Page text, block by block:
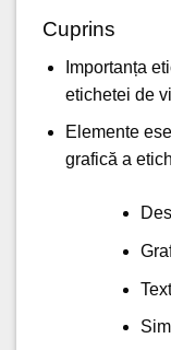
Cuprins
Importanța
etichetei de
Elemente
grafică a